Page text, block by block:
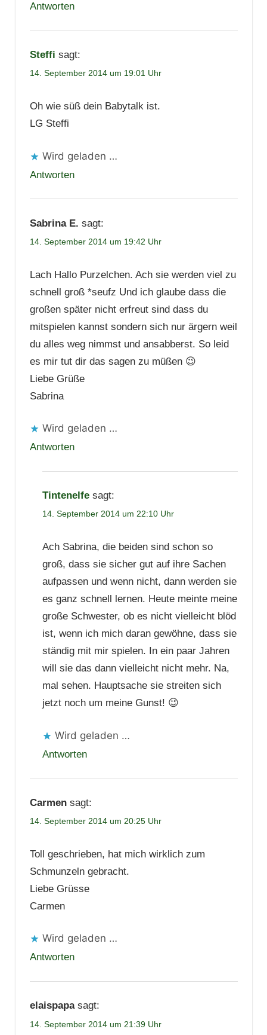
Antworten
Steffi sagt:
14. September 2014 um 19:01 Uhr
Oh wie süß dein Babytalk ist.
LG Steffi
Wird geladen …
Antworten
Sabrina E. sagt:
14. September 2014 um 19:42 Uhr
Lach Hallo Purzelchen. Ach sie werden viel zu
schnell groß *seufz Und ich glaube dass die
großen später nicht erfreut sind dass du
mitspielen kannst sondern sich nur ärgern weil
du alles weg nimmst und ansabberst. So leid
es mir tut dir das sagen zu müßen 😉
Liebe Grüße
Sabrina
Wird geladen …
Antworten
Tintenelfe sagt:
14. September 2014 um 22:10 Uhr
Ach Sabrina, die beiden sind schon so
groß, dass sie sicher gut auf ihre Sachen
aufpassen und wenn nicht, dann werden sie
es ganz schnell lernen. Heute meinte meine
große Schwester, ob es nicht vielleicht blöd
ist, wenn ich mich daran gewöhne, dass sie
ständig mit mir spielen. In ein paar Jahren
will sie das dann vielleicht nicht mehr. Na,
mal sehen. Hauptsache sie streiten sich
jetzt noch um meine Gunst! 😉
Wird geladen …
Antworten
Carmen sagt:
14. September 2014 um 20:25 Uhr
Toll geschrieben, hat mich wirklich zum
Schmunzeln gebracht.
Liebe Grüsse
Carmen
Wird geladen …
Antworten
elaispapa sagt:
14. September 2014 um 21:39 Uhr